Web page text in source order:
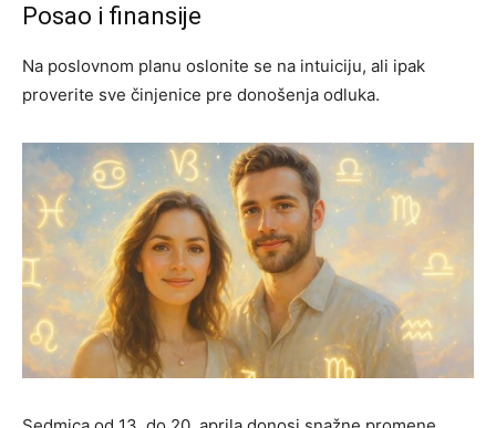
Posao i finansije
Na poslovnom planu oslonite se na intuiciju, ali ipak
proverite sve činjenice pre donošenja odluka.